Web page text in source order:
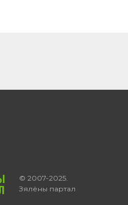
© 2007-2025.
Зялёны партал